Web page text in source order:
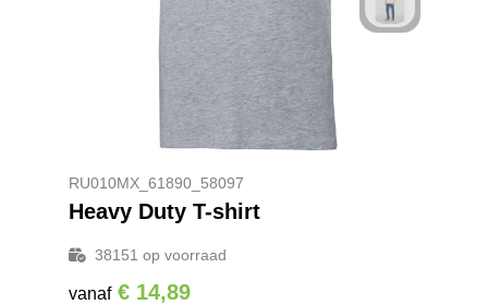
RU010MX_61890_58097
Heavy Duty T-shirt
38151 op voorraad
vanaf € 14,89